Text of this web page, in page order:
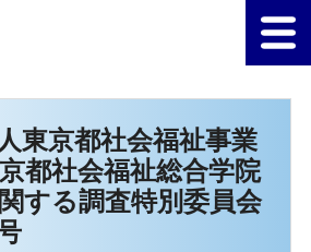
東京都社会福祉事業
都社会福祉総合学院
する調査特別委員会